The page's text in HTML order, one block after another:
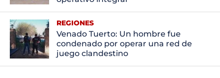
REGIONES
Venado Tuerto: Un hombre fue
condenado por operar una red de
juego clandestino